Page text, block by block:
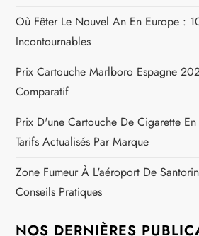
Où Fêter Le Nouvel An En Europe :
Incontournables
Prix Cartouche Marlboro Espagne
Comparatif
Prix D'une Cartouche De Cigarette
Tarifs Actualisés Par Marque
Zone Fumeur À L'aéroport De
Conseils Pratiques
NOS DERNIÈRES